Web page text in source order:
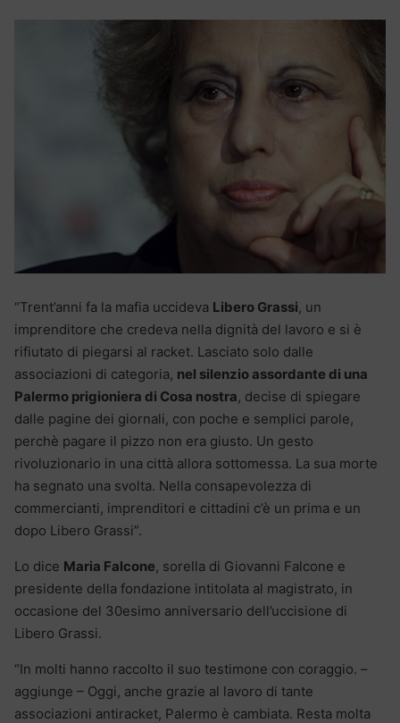
“Trent’anni fa la mafia uccideva Libero Grassi, un
imprenditore che credeva nella dignità del lavoro e si è
rifiutato di piegarsi al racket. Lasciato solo dalle
associazioni di categoria, nel silenzio assordante di una
Palermo prigioniera di Cosa nostra, decise di spiegare
dalle pagine dei giornali, con poche e semplici parole,
perchè pagare il pizzo non era giusto. Un gesto
rivoluzionario in una città allora sottomessa. La sua morte
ha segnato una svolta. Nella consapevolezza di
commercianti, imprenditori e cittadini c’è un prima e un
dopo Libero Grassi”.
Lo dice Maria Falcone, sorella di Giovanni Falcone e
presidente della fondazione intitolata al magistrato, in
occasione del 30esimo anniversario dell’uccisione di
Libero Grassi.
“In molti hanno raccolto il suo testimone con coraggio. –
aggiunge – Oggi, anche grazie al lavoro di tante
associazioni antiracket, Palermo è cambiata. Resta molta